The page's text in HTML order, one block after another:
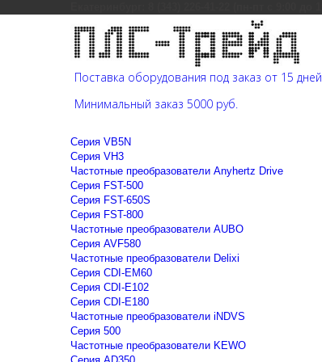
Поставка оборудования под заказ от 15 дней
Минимальный заказ 5000 руб.
Cерия VB5N
Cерия VH3
Частотные преобразователи Anyhertz Drive
Серия FST-500
Серия FST-650S
Серия FST-800
Частотные преобразователи AUBO
Серия AVF580
Частотные преобразователи Delixi
Серия CDI-EM60
Серия CDI-E102
Серия CDI-E180
Частотные преобразователи iNDVS
Серия 500
Частотные преобразователи KEWO